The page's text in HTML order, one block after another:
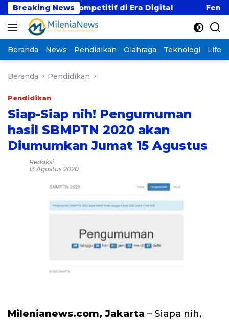
Langsung
ke
konten
Breaking News
Gaji Kompetitif di Era Digital Fenomena
Beranda News Pendidikan Olahraga Teknologi
Beranda Pendidikan
Pendidikan
Siap-Siap nih! Pengumuman
hasil SBMPTN 2020 akan
Diumumkan Jumat 15 Agustus
Redaksi
13 Agustus 2020
Milenianews.com, Jakarta – Siapa nih,